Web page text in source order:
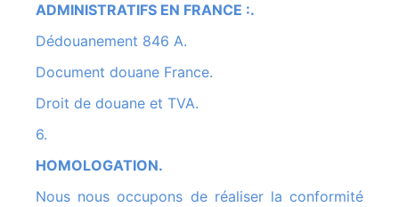
ADMINISTRATIFS EN FRANCE :.
Dédouanement 846 A.
Document douane France.
Droit de douane et TVA.
6.
HOMOLOGATION.
Nous nous occupons de réaliser la conformité